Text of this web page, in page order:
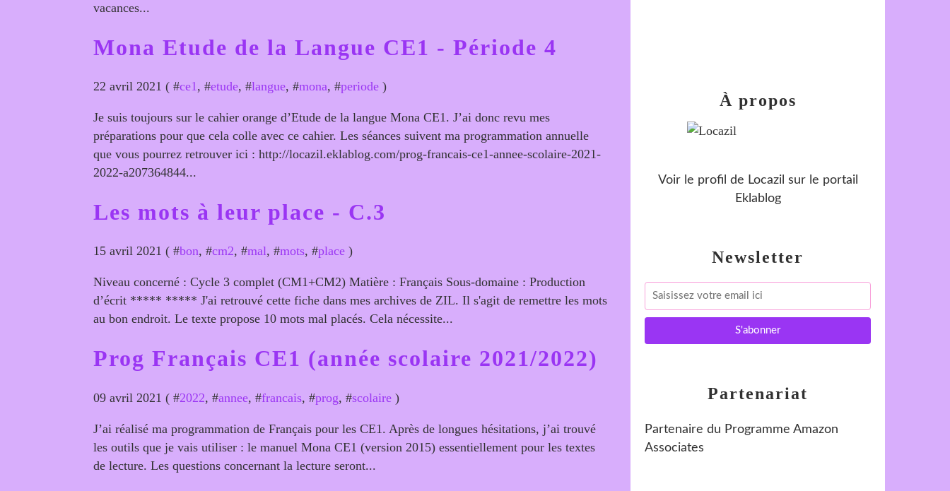
vacances...
Mona Etude de la Langue CE1 - Période 4
22 avril 2021 ( #ce1, #etude, #langue, #mona, #periode )
Je suis toujours sur le cahier orange d’Etude de la langue Mona CE1. J’ai donc revu mes
préparations pour que cela colle avec ce cahier. Les séances suivent ma programmation annuelle
que vous pourrez retrouver ici : http://locazil.eklablog.com/prog-francais-ce1-annee-scolaire-2021-
2022-a207364844...
Les mots à leur place - C.3
15 avril 2021 ( #bon, #cm2, #mal, #mots, #place )
Niveau concerné : Cycle 3 complet (CM1+CM2) Matière : Français Sous-domaine : Production
d’écrit ***** ***** J'ai retrouvé cette fiche dans mes archives de ZIL. Il s'agit de remettre les mots
au bon endroit. Le texte propose 10 mots mal placés. Cela nécessite...
Prog Français CE1 (année scolaire 2021/2022)
09 avril 2021 ( #2022, #annee, #francais, #prog, #scolaire )
J’ai réalisé ma programmation de Français pour les CE1. Après de longues hésitations, j’ai trouvé
les outils que je vais utiliser : le manuel Mona CE1 (version 2015) essentiellement pour les textes
de lecture. Les questions concernant la lecture seront...
Newsletter
À propos
Voir le profil de Locazil sur le portail
Eklablog
Partenariat
Partenaire du Programme Amazon
Associates